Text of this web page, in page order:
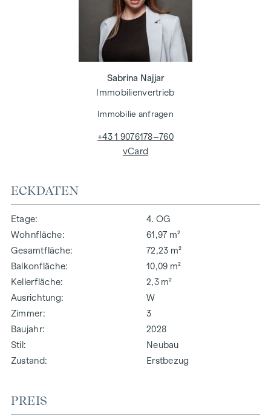
ECKDATEN
Etage
4. OG
Wohnfläche
61,97 m²
Gesamtfläche
72,23 m²
Balkonfläche
10,09 m²
Kellerfläche
2,3 m²
Ausrichtung
W
Zimmer
3
Baujahr
2028
Stil
Neubau
Zustand
Erstbezug
PREIS
Sabrina Najjar
Immobilienvertrieb
Immobilie anfragen
+43 1 9076178–760
vCard